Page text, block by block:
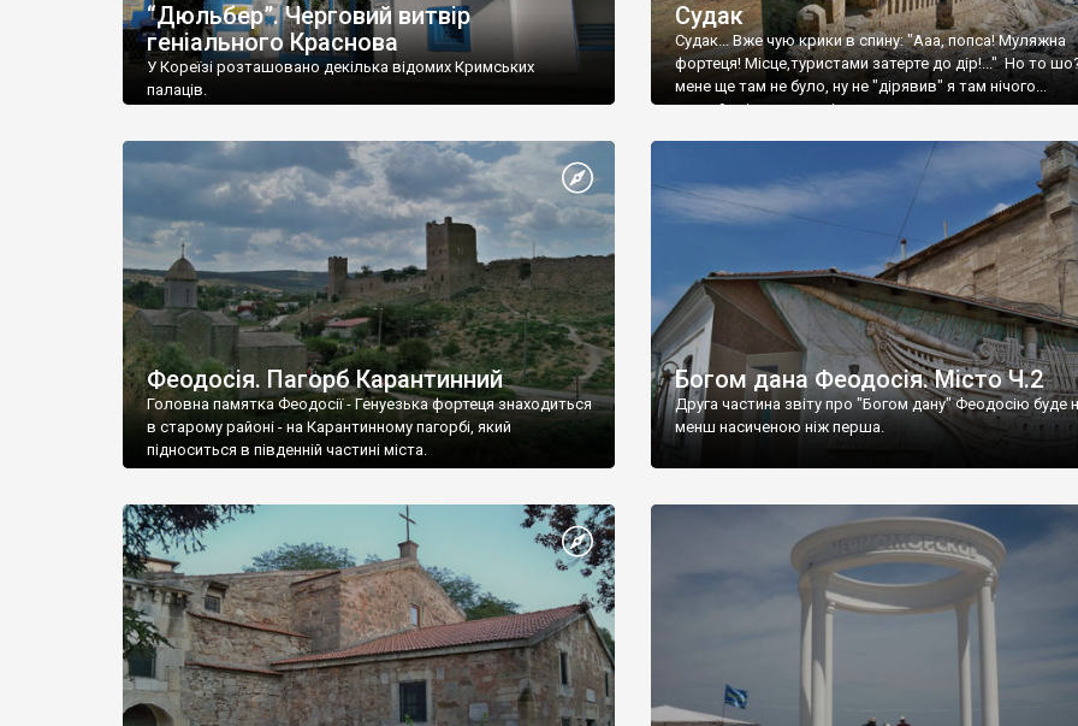
“Дюльбер”. Черговий витвір
геніального Краснова
У Кореїзі розташовано декілька відомих Кримських
палаців.
Судак
Судак... Вже чую крики в спину: "Ааа, попса! Муляжна
фортеця! Місце,туристами затерте до дір!..." Но то
мене ще там не було, ну не "дірявив" я там нічого...
принаймні до цього літа.
Феодосія. Пагорб Карантинний
Головна памятка Феодосії - Генуезька фортеця знаходиться
в старому районі - на Карантинному пагорбі, який
підноситься в південній частині міста.
Богом дана Феодосія. Місто Ч.2
Друга частина звіту про "Богом дану" Феодосію буде
менш насиченою ніж перша.